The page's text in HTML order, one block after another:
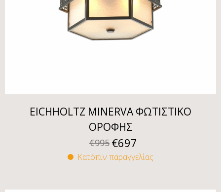
EICHHOLTZ MINERVA ΦΩΤΙΣΤΙΚΟ
ΟΡΟΦΗΣ
€995 €697
Κατόπιν παραγγελίας